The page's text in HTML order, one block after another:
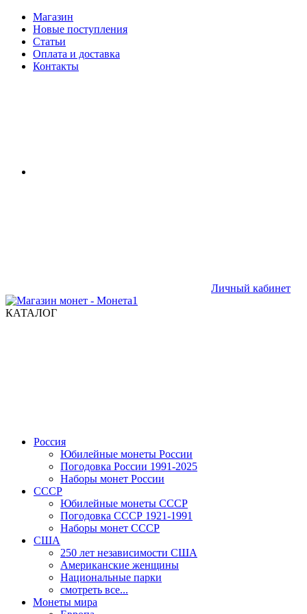
Магазин
Новые поступления
Статьи
Оплата и доставка
Контакты
Личный кабинет
КАТАЛОГ
Россия
Юбилейные монеты России
Погодовка России 1991-2025
Наборы монет России
СССР
Юбилейные монеты СССР
Погодовка СССР 1921-1991
Наборы монет СССР
США
250 лет независимости США
Американские женщины
Национальные парки
смотреть все...
Монеты мира